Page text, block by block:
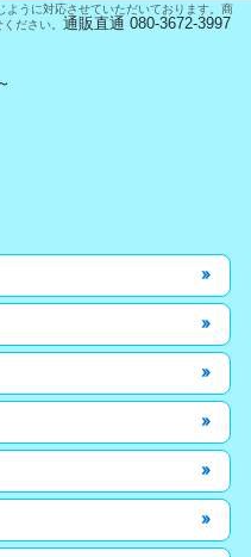
うに対応させていただいております。商
ださい。 通販直通 080-3672-3997